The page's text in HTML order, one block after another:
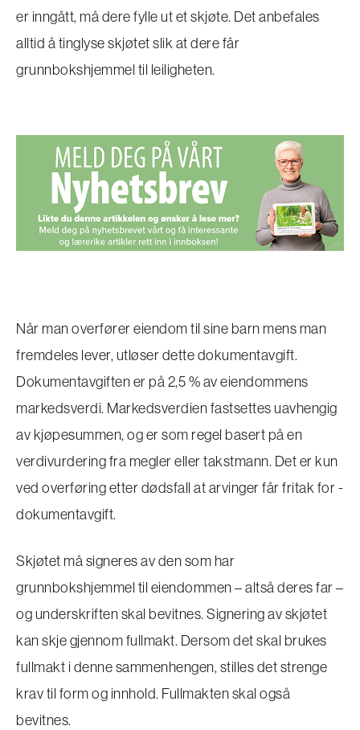
er inngått, må dere fylle ut et skjøte. Det anbefales
alltid å tinglyse skjøtet slik at dere får
grunnbokshjemmel til leiligheten.
Når man overfører eiendom til sine barn mens man
fremdeles lever, utløser dette ­dokumentavgift.
Dokument­avgiften er på 2,5 % av eiendommens
markedsverdi. Markedsverdien fastsettes uavhengig
av kjøpesummen, og er som regel basert på en
verdivurdering fra megler eller takstmann. Det er kun
ved overføring etter dødsfall at arvinger får fritak for ­
dokumentavgift.
Skjøtet må signeres av den som har
grunnbokshjemmel til eiendommen – altså deres far –
og underskriften skal bevitnes. Signering av skjøtet
kan skje gjennom fullmakt. Dersom det skal brukes
fullmakt i denne sammenhengen, stilles det strenge
krav til form og innhold. Fullmakten skal også
bevitnes.